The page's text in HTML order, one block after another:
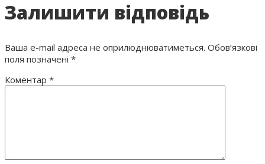
Залишити відповідь
Ваша e-mail адреса не оприлюднюватиметься. Обов’язкові
поля позначені *
Коментар *